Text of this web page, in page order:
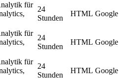
für
24
Stunden
HTML Google
für
24
Stunden
HTML Google
für
24
Stunden
HTML Google